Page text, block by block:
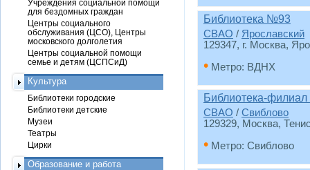
Библиотека №93
СВАО / Ярославский
129347, г. Москва,
• Метро: ВДНХ
Библиотека-
СВАО / Свиблово
129329, Москва,
• Метро: Свиблово
Учреждения социальной помощи
для бездомных граждан
Центры социального
обслуживания (ЦСО), Центры
московского долголетия
Центры социальной помощи
семье и детям (ЦСПСиД)
Культура
Библиотеки городские
Библиотеки детские
Музеи
Театры
Цирки
Образование и работа